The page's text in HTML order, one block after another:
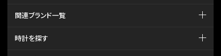
関連ブランド一覧
時計を探す